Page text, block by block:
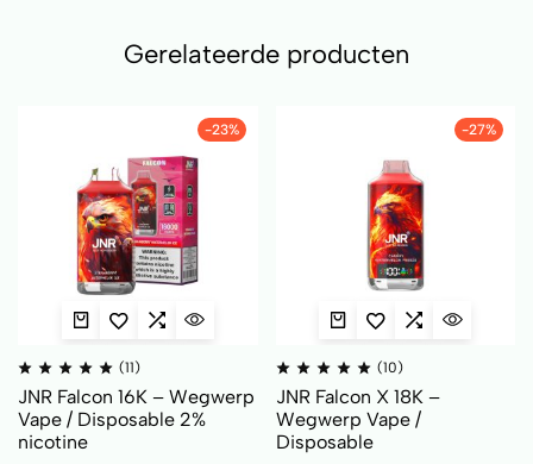
Gerelateerde producten
-23%
(11)
JNR Falcon 16K – Wegwerp
Vape / Disposable 2%
nicotine
-27%
(10)
JNR Falcon X 18K –
Wegwerp Vape /
Disposable